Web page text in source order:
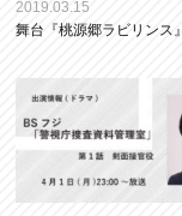
2019.03.15
舞台『桃源郷ラビリンス』